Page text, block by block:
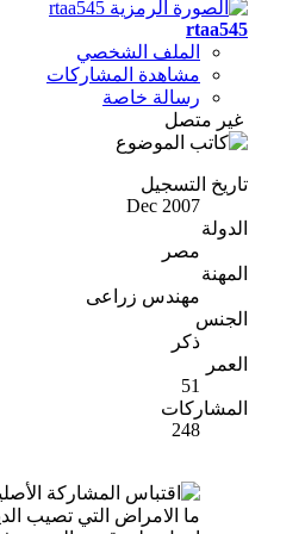
rtaa545
الملف الشخصي
مشاهدة المشاركات
رسالة خاصة
غير متصل
تاريخ التسجيل
Dec 2007
الدولة
مصر
المهنة
مهندس زراعى
الجنس
ذكر
العمر
51
المشاركات
248
المشاركة
ما الامراض التي تصيب